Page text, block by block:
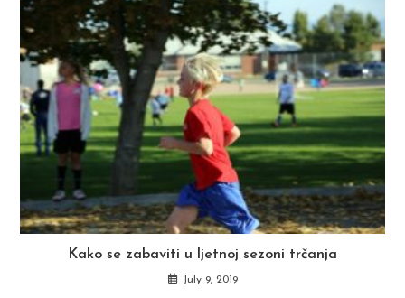
Kako se zabaviti u ljetnoj sezoni trčanja
July 9, 2019